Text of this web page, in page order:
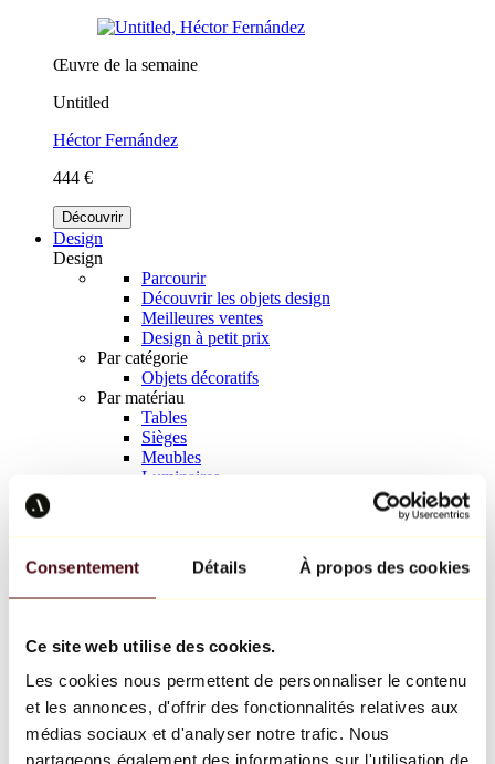
Consentement Détails À propos des cookies
Ce site web utilise des cookies.
Les cookies nous permettent de personnaliser le contenu
et les annonces, d'offrir des fonctionnalités relatives aux
médias sociaux et d'analyser notre trafic. Nous
partageons également des informations sur l'utilisation de
Œuvre de la semaine
Untitled
Héctor Fernández
444 €
Découvrir
Design
Design
Parcourir
Découvrir les objets design
Meilleures ventes
Design à petit prix
Par catégorie
Objets décoratifs
Par matériau
Tables
Sièges
Meubles
Luminaires
Richard Orlinski
Keith Haring
Jeff Koons
Jean-Michel Basquiat
Tous les designers
Œuvre de la semaine